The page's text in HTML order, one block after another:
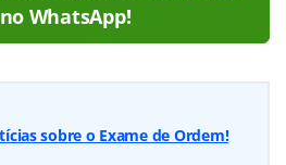
WhatsApp!
sobre o Exame de Ordem!